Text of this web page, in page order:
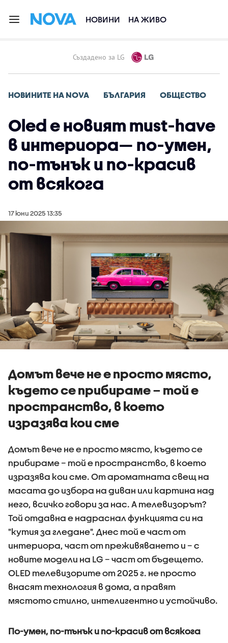
НОВИНИ НА ЖИВО
Създадено за LG
НОВИНИТЕ НА NOVA БЪЛГАРИЯ ОБЩЕСТВО
Оled е новият must-have
в интериора— по-умен,
по-тънък и по-красив
от всякога
17 юни 2025 13:35
Домът вече не е просто място,
където се прибираме – той е
пространство, в което
изразява кои сме
Домът вече не е просто място, където се
прибираме – той е пространство, в което
изразява кои сме. От ароматната свещ на
масата до избора на диван или картина над
него, всичко говори за нас. А телевизорът?
Той отдавна е надраснал функцията си на
"кутия за гледане". Днес той е част от
интериора, част от преживяването и – с
новите модели на LG – част от бъдещето.
OLED телевизорите от 2025 г. не просто
внасят технология в дома, а правят
мястото стилно, интелигентно и устойчиво.
По-умен, по-тънък и по-красив от всякога